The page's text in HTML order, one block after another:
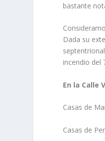
bastante
Dada su
incendio del
En la Calle
Casas de
Casas de